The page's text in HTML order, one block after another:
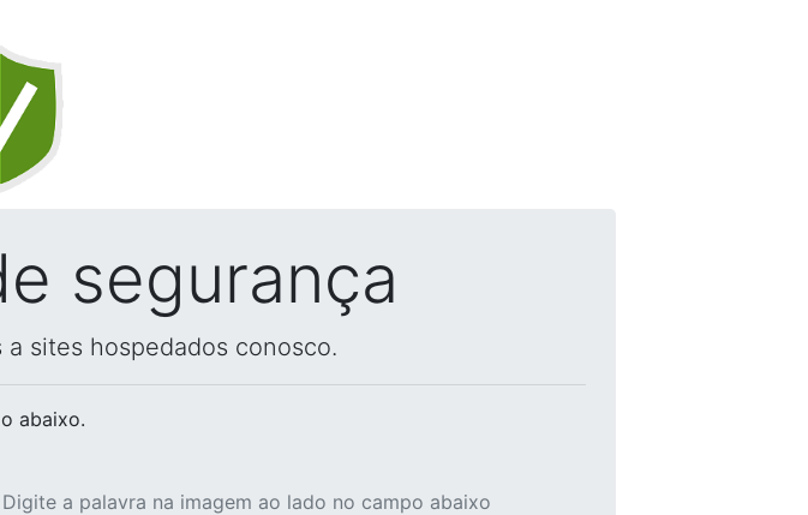
segurança
sites hospedados conosco.
abaixo.
Digite a palavra na imagem ao lado no campo abaixo